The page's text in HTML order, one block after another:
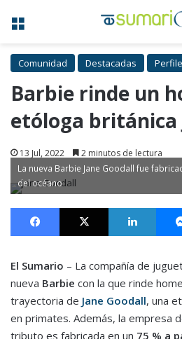
Menú
Comunidad Destacadas
Barbie rinde un
etóloga británica
13 Jul, 2022 2 minutos de lectura
La nueva Barbie Jane Goodall fue
del océano
Facebook X
El Sumario – La compañía de
nueva Barbie con la que rinde
trayectoria de Jane Goodall, una
en primates. Además, la empresa
tributo es fabricada en un 75 % a